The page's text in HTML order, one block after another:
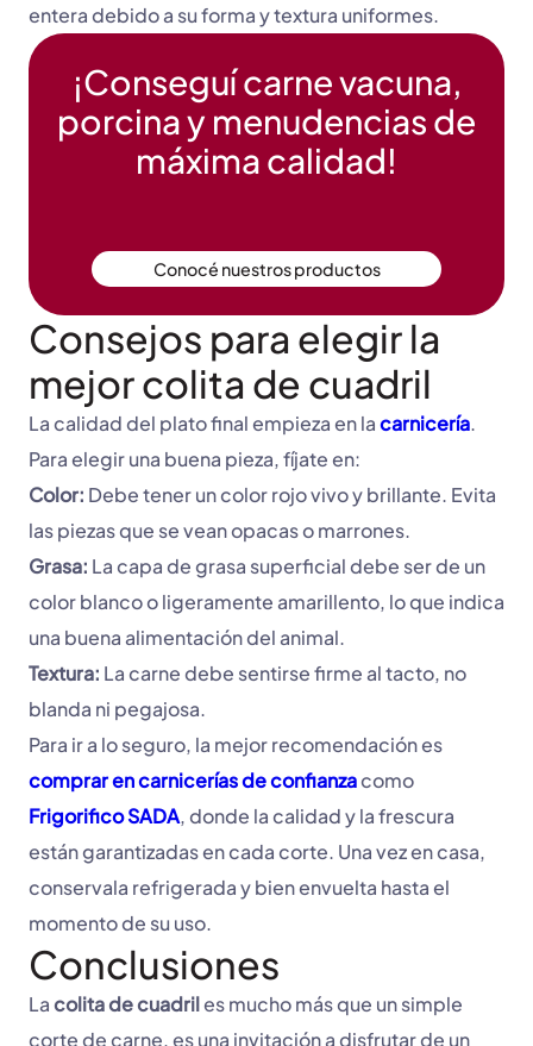
entera debido a su forma y textura uniformes.
¡Conseguí carne vacuna,
porcina y menudencias de
máxima calidad!
Conocé nuestros productos
Consejos para elegir la
mejor colita de cuadril
La calidad del plato final empieza en lacarnicería.
Para elegir una buena pieza, fíjate en:
Color: Debe tener un color rojo vivo y brillante. Evita
las piezas que se vean opacas o marrones.
Grasa: La capa de grasa superficial debe ser de un
color blanco o ligeramente amarillento, lo que indica
una buena alimentación del animal.
Textura: La carne debe sentirse firme al tacto, no
blanda ni pegajosa.
Para ir a lo seguro, la mejor recomendación es
comprar en carnicerías de confianzacomo
Frigorifico SADA, donde la calidad y la frescura
están garantizadas en cada corte. Una vez en casa,
conservala refrigerada y bien envuelta hasta el
momento de su uso.
Conclusiones
Lacolita de cuadriles mucho más que un simple
corte de carne, es una invitación a disfrutar de un